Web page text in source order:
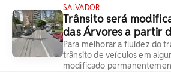
SALVADOR
Trânsito será
das Árvores a partir
Para melhorar a fluidez do
trânsito de veículos em
modificado